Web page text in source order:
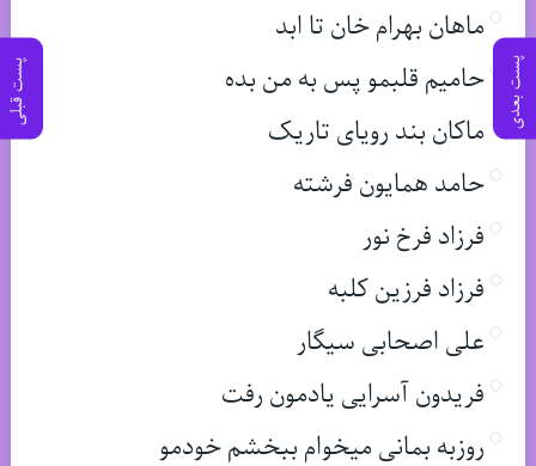
پست بعدی پست قبلی
ماهان بهرام خان تا ابد
حامیم قلبمو پس به من بده
ماکان بند رویای تاریک
حامد همایون فرشته
فرزاد فرخ نور
فرزاد فرزین کلبه
علی اصحابی سیگار
فریدون آسرایی یادمون رفت
روزبه بمانی میخوام ببخشم خودمو